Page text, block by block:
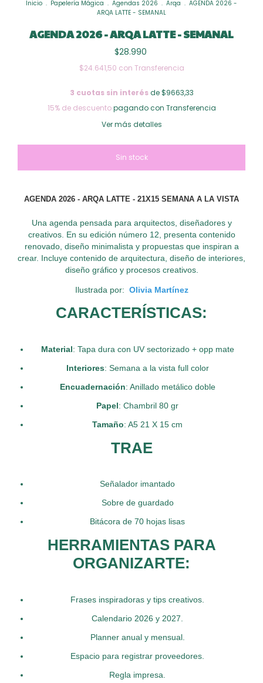
Inicio . Papelería Mágica . Agendas 2026 . Arqa . AGENDA 2026 -
ARQA LATTE - SEMANAL
AGENDA 2026 - ARQA LATTE - SEMANAL
$28.990
$24.641,50 con Transferencia
3 cuotas sin interésde $9663,33
15% de descuentopagando con Transferencia
Ver más detalles
AGENDA 2026 - ARQA LATTE - 21X15 SEMANA A LA VISTA
Una agenda pensada para arquitectos, diseñadores y
creativos. En su edición número 12, presenta contenido
renovado, diseño minimalista y propuestas que inspiran a
crear. Incluye contenido de arquitectura, diseño de interiores,
diseño gráfico y procesos creativos.
Ilustrada por: Olivia Martínez
CARACTERÍSTICAS:
Material: Tapa dura con UV sectorizado + opp mate
Interiores: Semana a la vista full color
Encuadernación: Anillado metálico doble
Papel: Chambril 80 gr
Tamaño: A5 21 X 15 cm
TRAE
Señalador imantado
Sobre de guardado
Bitácora de 70 hojas lisas
HERRAMIENTAS PARA
ORGANIZARTE:
Frases inspiradoras y tips creativos.
Calendario 2026 y 2027.
Planner anual y mensual.
Espacio para registrar proveedores.
Regla impresa.